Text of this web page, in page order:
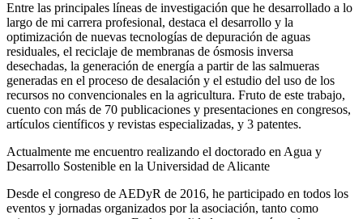
Entre las principales líneas de investigación que he desarrollado a lo
largo de mi carrera profesional, destaca el desarrollo y la
optimización de nuevas tecnologías de depuración de aguas
residuales, el reciclaje de membranas de ósmosis inversa
desechadas, la generación de energía a partir de las salmueras
generadas en el proceso de desalación y el estudio del uso de los
recursos no convencionales en la agricultura. Fruto de este trabajo,
cuento con más de 70 publicaciones y presentaciones en congresos,
artículos científicos y revistas especializadas, y 3 patentes.
Actualmente me encuentro realizando el doctorado en Agua y
Desarrollo Sostenible en la Universidad de Alicante
Desde el congreso de AEDyR de 2016, he participado en todos los
eventos y jornadas organizados por la asociación, tanto como